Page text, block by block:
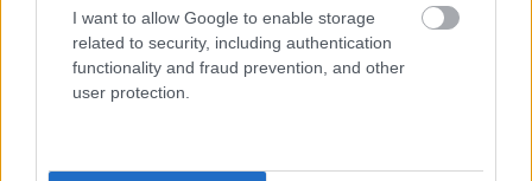
I want to allow Google to enable storage
related to security, including authentication
functionality and fraud prevention, and other
user protection.
Via S. Bernardo 9-15